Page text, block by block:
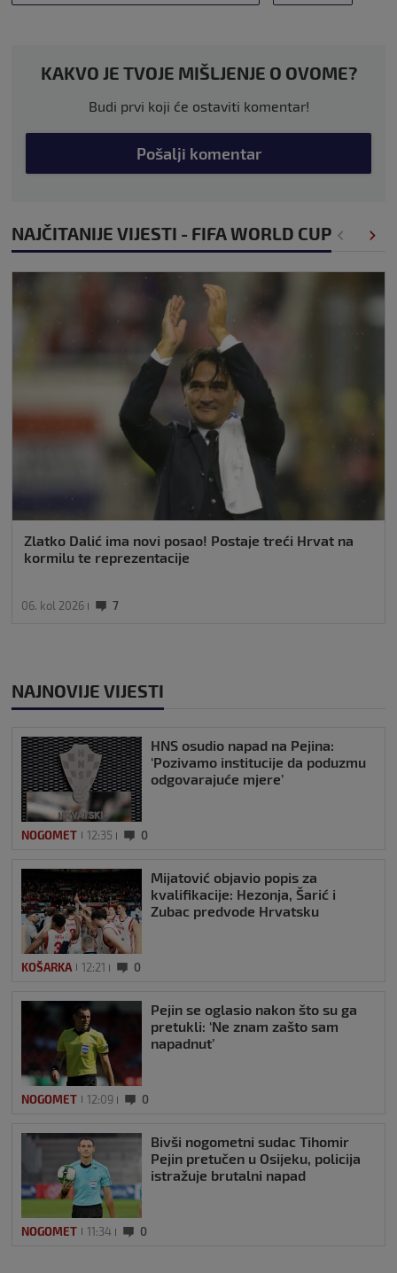
KAKVO JE TVOJE MIŠLJENJE O OVOME?
Budi prvi koji će ostaviti komentar!
Pošalji komentar
NAJČITANIJE VIJESTI - FIFA WORLD CUP
Zlatko Dalić ima novi posao! Postaje treći Hrvat na
kormilu te reprezentacije
06. kol 2026 7
NAJNOVIJE VIJESTI
HNS osudio napad na Pejina:
‘Pozivamo institucije da poduzmu
odgovarajuće mjere’
NOGOMET 12:35 0
Mijatović objavio popis za
kvalifikacije: Hezonja, Šarić i
Zubac predvode Hrvatsku
KOŠARKA 12:21 0
Pejin se oglasio nakon što su ga
pretukli: ‘Ne znam zašto sam
napadnut’
NOGOMET 12:09 0
Bivši nogometni sudac Tihomir
Pejin pretučen u Osijeku, policija
istražuje brutalni napad
NOGOMET 11:34 0